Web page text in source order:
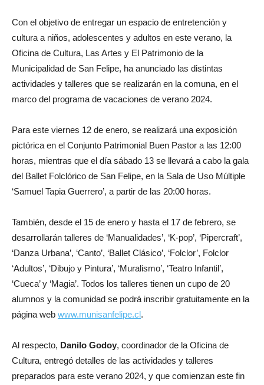
Con el objetivo de entregar un espacio de entretención y
cultura a niños, adolescentes y adultos en este verano, la
Oficina de Cultura, Las Artes y El Patrimonio de la
Municipalidad de San Felipe, ha anunciado las distintas
actividades y talleres que se realizarán en la comuna, en el
marco del programa de vacaciones de verano 2024.
Para este viernes 12 de enero, se realizará una exposición
pictórica en el Conjunto Patrimonial Buen Pastor a las 12:00
horas, mientras que el día sábado 13 se llevará a cabo la gala
del Ballet Folclórico de San Felipe, en la Sala de Uso Múltiple
‘Samuel Tapia Guerrero’, a partir de las 20:00 horas.
También, desde el 15 de enero y hasta el 17 de febrero, se
desarrollarán talleres de ‘Manualidades’, ‘K-pop’, ‘Pipercraft’,
‘Danza Urbana’, ‘Canto’, ‘Ballet Clásico’, ‘Folclor’, Folclor
‘Adultos’, ‘Dibujo y Pintura’, ‘Muralismo’, ‘Teatro Infantil’,
‘Cueca’ y ‘Magia’. Todos los talleres tienen un cupo de 20
alumnos y la comunidad se podrá inscribir gratuitamente en la
página web www.munisanfelipe.cl.
Al respecto, Danilo Godoy, coordinador de la Oficina de
Cultura, entregó detalles de las actividades y talleres
preparados para este verano 2024, y que comienzan este fin